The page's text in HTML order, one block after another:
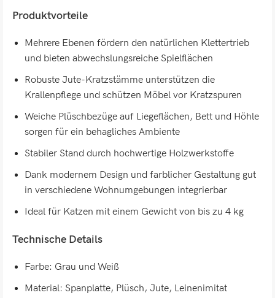
Produktvorteile
Mehrere Ebenen fördern den natürlichen Klettertrieb
und bieten abwechslungsreiche Spielflächen
Robuste Jute-Kratzstämme unterstützen die
Krallenpflege und schützen Möbel vor Kratzspuren
Weiche Plüschbezüge auf Liegeflächen, Bett und Höhle
sorgen für ein behagliches Ambiente
Stabiler Stand durch hochwertige Holzwerkstoffe
Dank modernem Design und farblicher Gestaltung gut
in verschiedene Wohnumgebungen integrierbar
Ideal für Katzen mit einem Gewicht von bis zu 4 kg
Technische Details
Farbe: Grau und Weiß
Material: Spanplatte, Plüsch, Jute, Leinenimitat